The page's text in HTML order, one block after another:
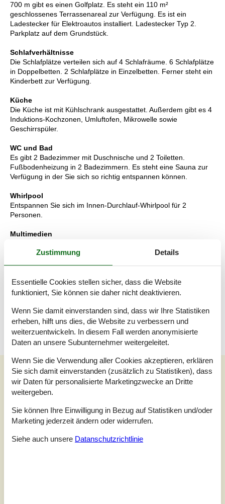
700 m gibt es einen Golfplatz. Es steht ein 110 m²
geschlossenes Terrassenareal zur Verfügung. Es ist ein
Ladestecker für Elektroautos installiert. Ladestecker Typ 2.
Parkplatz auf dem Grundstück.
Schlafverhältnisse
Die Schlafplätze verteilen sich auf 4 Schlafräume. 6 Schlafplätze
in Doppelbetten. 2 Schlafplätze in Einzelbetten. Ferner steht ein
Kinderbett zur Verfügung.
Küche
Die Küche ist mit Kühlschrank ausgestattet. Außerdem gibt es 4
Induktions-Kochzonen, Umluftofen, Mikrowelle sowie
Geschirrspüler.
WC und Bad
Es gibt 2 Badezimmer mit Duschnische und 2 Toiletten.
Fußbodenheizung in 2 Badezimmern. Es steht eine Sauna zur
Verfügung in der Sie sich so richtig entspannen können.
Whirlpool
Entspannen Sie sich im Innen-Durchlauf-Whirlpool für 2
Personen.
Multimedien
dänische Fernsehsender. Mindestens 4 deutsche
Fernsehsender. Es steht kabellose Internetverbindung zur
Wissenswertes
sind. Rauchen ist nicht zugelassen. Bei Nichtbeachtung dieses
Verbots wird eine Gebühr von mindestens EUR 420,- erhoben.
Unsere Gästebewertungen
Unsere GästebewertungenExterne Bewertungen
4,0 Bezogen auf 3Bewertungen
Letzte Bewertung ist vom 24.11.2025
Zustimmung Details
Essentielle Cookies stellen sicher, dass die Website
funktioniert, Sie können sie daher nicht deaktivieren.
Wenn Sie damit einverstanden sind, dass wir Ihre Statistiken
erheben, hilft uns dies, die Website zu verbessern und
weiterzuentwickeln. In diesem Fall werden anonymisierte
Daten an unsere Subunternehmer weitergeleitet.
Wenn Sie die Verwendung aller Cookies akzeptieren, erklären
Sie sich damit einverstanden (zusätzlich zu Statistiken), dass
wir Daten für personalisierte Marketingzwecke an Dritte
weitergeben.
Sie können Ihre Einwilligung in Bezug auf Statistiken und/oder
Marketing jederzeit ändern oder widerrufen.
Siehe auch unsere Datanschutzrichtlinie